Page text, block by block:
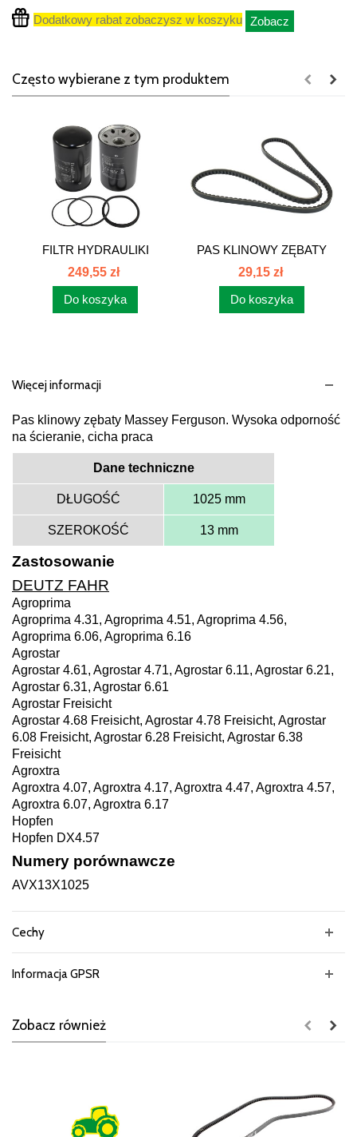
Dodatkowy rabat zobaczysz w koszyku Zobacz
Często wybierane z tym produktem
FILTR HYDRAULIKI
CASE McCORMICK...
249,55 zł
Do koszyka
PAS KLINOWY ZĘBATY
AVX13x1400
29,15 zł
Do koszyka
Więcej informacji
Pas klinowy zębaty Massey Ferguson. Wysoka odporność
na ścieranie, cicha praca
Dane techniczne
DŁUGOŚĆ 1025 mm
SZEROKOŚĆ 13 mm
Zastosowanie
DEUTZ FAHR
Agroprima
Agroprima 4.31, Agroprima 4.51, Agroprima 4.56,
Agroprima 6.06, Agroprima 6.16
Agrostar
Agrostar 4.61, Agrostar 4.71, Agrostar 6.11, Agrostar 6.21,
Agrostar 6.31, Agrostar 6.61
Agrostar Freisicht
Agrostar 4.68 Freisicht, Agrostar 4.78 Freisicht, Agrostar
6.08 Freisicht, Agrostar 6.28 Freisicht, Agrostar 6.38
Freisicht
Agroxtra
Agroxtra 4.07, Agroxtra 4.17, Agroxtra 4.47, Agroxtra 4.57,
Agroxtra 6.07, Agroxtra 6.17
Hopfen
Hopfen DX4.57
Numery porównawcze
AVX13X1025
Cechy
Informacja GPSR
Zobacz również